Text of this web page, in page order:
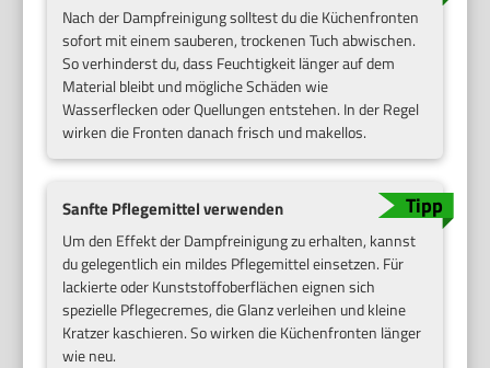
Nach der Dampfreinigung solltest du die Küchenfronten
sofort mit einem sauberen, trockenen Tuch abwischen.
So verhinderst du, dass Feuchtigkeit länger auf dem
Material bleibt und mögliche Schäden wie
Wasserflecken oder Quellungen entstehen. In der Regel
wirken die Fronten danach frisch und makellos.
Sanfte Pflegemittel verwenden
Um den Effekt der Dampfreinigung zu erhalten, kannst
du gelegentlich ein mildes Pflegemittel einsetzen. Für
lackierte oder Kunststoffoberflächen eignen sich
spezielle Pflegecremes, die Glanz verleihen und kleine
Kratzer kaschieren. So wirken die Küchenfronten länger
wie neu.